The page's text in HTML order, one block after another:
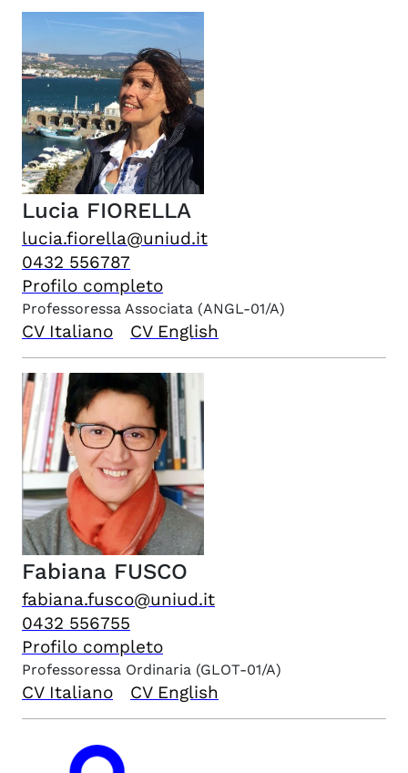
Lucia FIORELLA
lucia.fiorella@uniud.it
0432 556787
Profilo completo
Professoressa Associata (ANGL-01/A)
CV Italiano CV English
Fabiana FUSCO
fabiana.fusco@uniud.it
0432 556755
Profilo completo
Professoressa Ordinaria (GLOT-01/A)
CV Italiano CV English